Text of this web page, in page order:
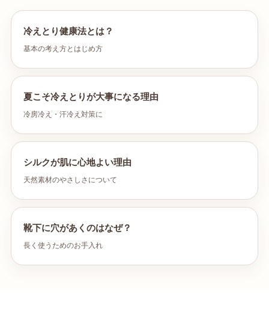
冷えとり健康法とは？
基本の考え方とはじめ方
夏こそ冷えとりが大事になる理由
冷房冷え・汗冷え対策に
シルクが肌に心地よい理由
天然素材のやさしさについて
靴下に穴があくのはなぜ？
長く使うためのお手入れ